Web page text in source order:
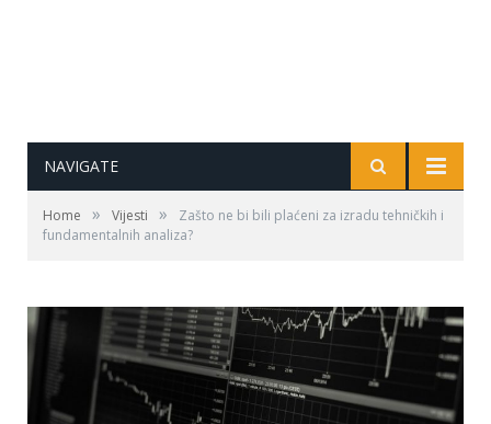
NAVIGATE
Home » Vijesti »
Zašto ne bi bili plaćeni za izradu tehničkih i
fundamentalnih analiza?